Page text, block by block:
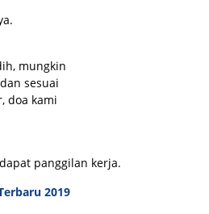
mungkin
sesuai
doa kami
panggilan kerja.
2019